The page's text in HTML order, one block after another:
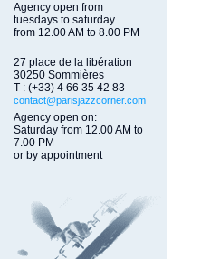
Agency open from
tuesdays to saturday
from 12.00 AM to 8.00 PM
27 place de la libération
30250 Sommières
T : (+33) 4 66 35 42 83
contact@parisjazzcorner.com
Agency open on:
Saturday from 12.00 AM to
7.00 PM
or by appointment